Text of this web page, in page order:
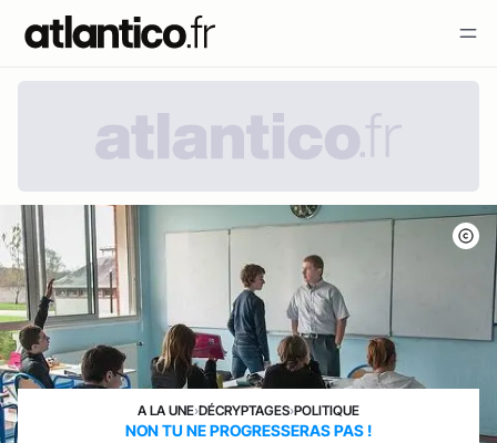
A LA UNE›DÉCRYPTAGES›POLITIQUE
NON TU NE PROGRESSERAS PAS !